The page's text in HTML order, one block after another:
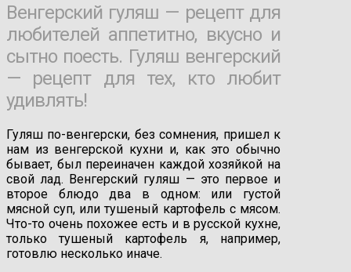
Венгерский гуляш — рецепт для
любителей аппетитно, вкусно и
сытно поесть. Гуляш венгерский
— рецепт для тех, кто любит
удивлять!
Гуляш по-венгерски, без сомнения, пришел к
нам из венгерской кухни и, как это обычно
бывает, был переиначен каждой хозяйкой на
свой лад. Венгерский гуляш — это первое и
второе блюдо два в одном: или густой
мясной суп, или тушеный картофель с мясом.
Что-то очень похожее есть и в русской кухне,
только тушеный картофель я, например,
готовлю несколько иначе.